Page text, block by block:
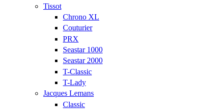
Tissot
Chrono XL
Couturier
PRX
Seastar 1000
Seastar 2000
T-Classic
T-Lady
Jacques Lemans
Classic